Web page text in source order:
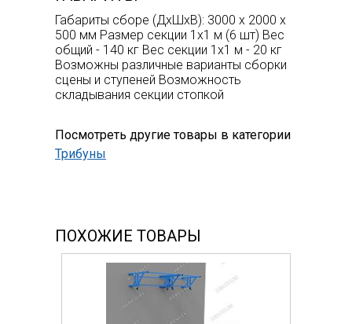
Габариты сборе (ДхШхВ): 3000 х 2000 х
500 мм Размер секции 1х1 м (6 шт) Вес
общий - 140 кг Вес секции 1х1 м - 20 кг
Возможны различные варианты сборки
сцены и ступеней Возможность
складывания секции стопкой
Посмотреть другие товары в категории
Трибуны
ПОХОЖИЕ ТОВАРЫ